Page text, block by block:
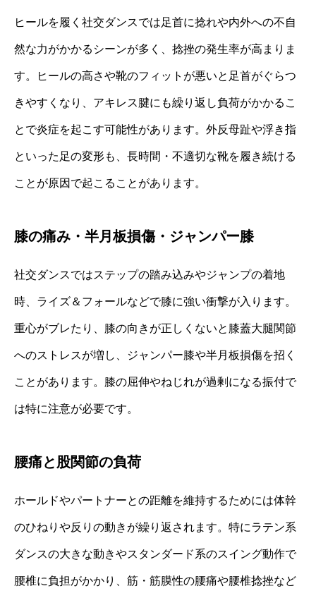
ヒールを履く社交ダンスでは足首に捻れや内外への不自
然な力がかかるシーンが多く、捻挫の発生率が高まりま
す。ヒールの高さや靴のフィットが悪いと足首がぐらつ
きやすくなり、アキレス腱にも繰り返し負荷がかかるこ
とで炎症を起こす可能性があります。外反母趾や浮き指
といった足の変形も、長時間・不適切な靴を履き続ける
ことが原因で起こることがあります。
膝の痛み・半月板損傷・ジャンパー膝
社交ダンスではステップの踏み込みやジャンプの着地
時、ライズ＆フォールなどで膝に強い衝撃が入ります。
重心がブレたり、膝の向きが正しくないと膝蓋大腿関節
へのストレスが増し、ジャンパー膝や半月板損傷を招く
ことがあります。膝の屈伸やねじれが過剰になる振付で
は特に注意が必要です。
腰痛と股関節の負荷
ホールドやパートナーとの距離を維持するためには体幹
のひねりや反りの動きが繰り返されます。特にラテン系
ダンスの大きな動きやスタンダード系のスイング動作で
腰椎に負担がかかり、筋・筋膜性の腰痛や腰椎捻挫など